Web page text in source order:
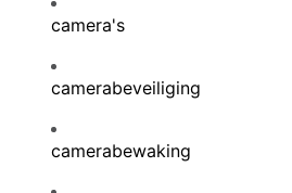
camera's
camerabeveiliging
camerabewaking